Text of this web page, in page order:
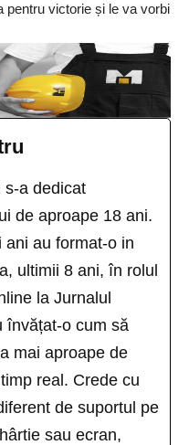
pentru victorie și le va vorbi
s-a dedicat
de aproape 18 ani.
ani au format-o in
ultimii 8 ani, în rolul
la Jurnalul
învățat-o cum să
mai aproape de
real. Crede cu
de suportul pe
sau ecran,